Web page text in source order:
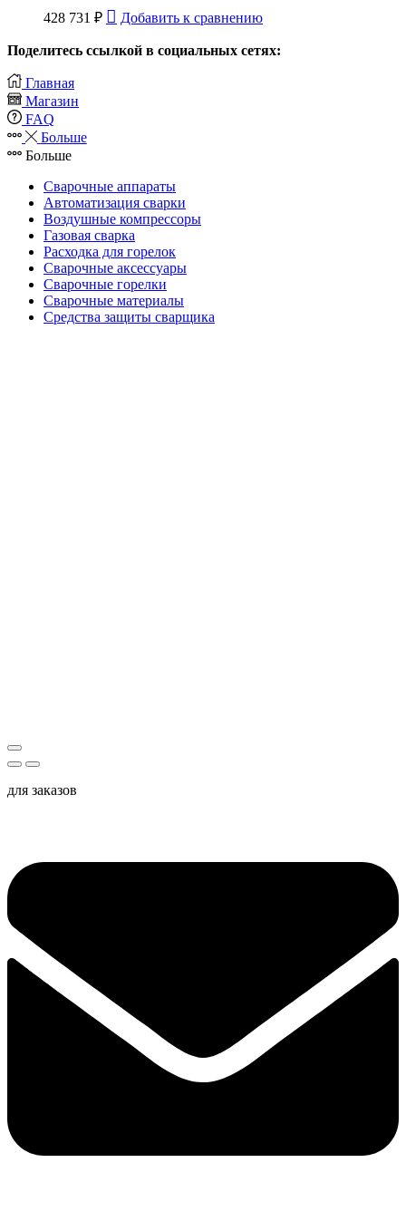
428 731 ₽ Добавить к сравнению
Поделитесь ссылкой в социальных сетях:
Главная
Магазин
FAQ
Больше
Больше
Сварочные аппараты
Автоматизация сварки
Воздушные компрессоры
Газовая сварка
Расходка для горелок
Сварочные аксессуары
Сварочные горелки
Сварочные материалы
Средства защиты сварщика
для заказов